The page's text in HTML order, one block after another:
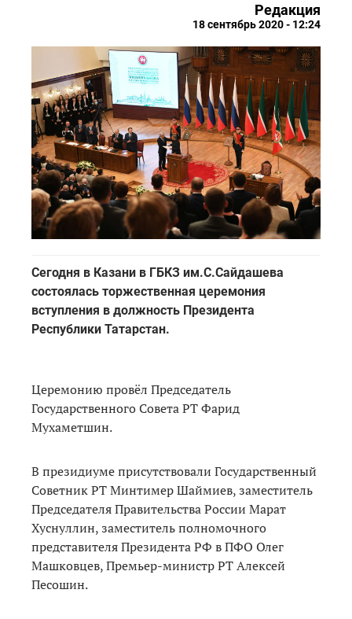
Редакция
18 сентябрь 2020 - 12:24
Сегодня в Казани в ГБКЗ им.С.Сайдашева
состоялась торжественная церемония
вступления в должность Президента
Республики Татарстан.
Церемонию провёл Председатель
Государственного Совета РТ Фарид
Мухаметшин.
В президиуме присутствовали Государственный
Советник РТ Минтимер Шаймиев, заместитель
Председателя Правительства России Марат
Хуснуллин, заместитель полномочного
представителя Президента РФ в ПФО Олег
Машковцев, Премьер-министр РТ Алексей
Песошин.